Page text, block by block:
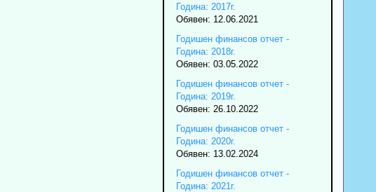
Година: 2017г.
Обявен: 12.06.2021
Годишен финансов отчет -
Година: 2018г.
Обявен: 03.05.2022
Годишен финансов отчет -
Година: 2019г.
Обявен: 26.10.2022
Годишен финансов отчет -
Година: 2020г.
Обявен: 13.02.2024
Годишен финансов отчет -
Година: 2021г.